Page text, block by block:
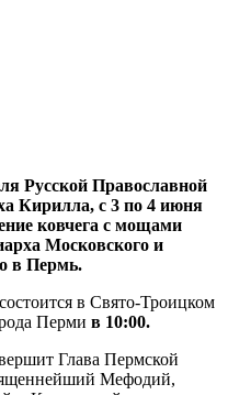
Русской Православной
Кирилла, с 3 по 4 июня
ковчега с мощами
Московского и
в Пермь.
в Свято-Троицком
Перми в 10:00.
Глава Пермской
Мефодий,